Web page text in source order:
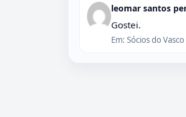
leomar santos
Gostei.
Em: Sócios do